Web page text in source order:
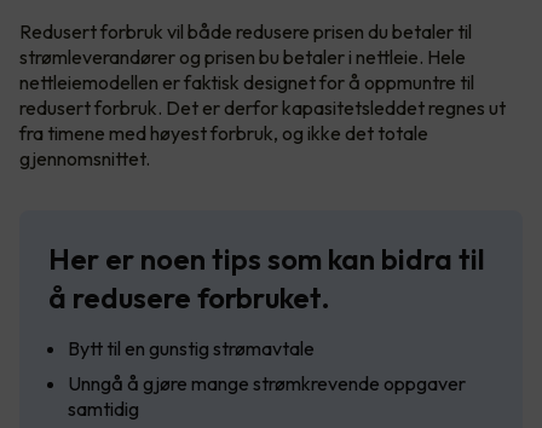
Redusert forbruk vil både redusere prisen du betaler til
strømleverandører og prisen bu betaler i nettleie. Hele
nettleiemodellen er faktisk designet for å oppmuntre til
redusert forbruk. Det er derfor kapasitetsleddet regnes ut
fra timene med høyest forbruk, og ikke det totale
gjennomsnittet.
Her er noen tips som kan bidra til
å redusere forbruket.
Bytt til en gunstig strømavtale
Unngå å gjøre mange strømkrevende oppgaver
samtidig